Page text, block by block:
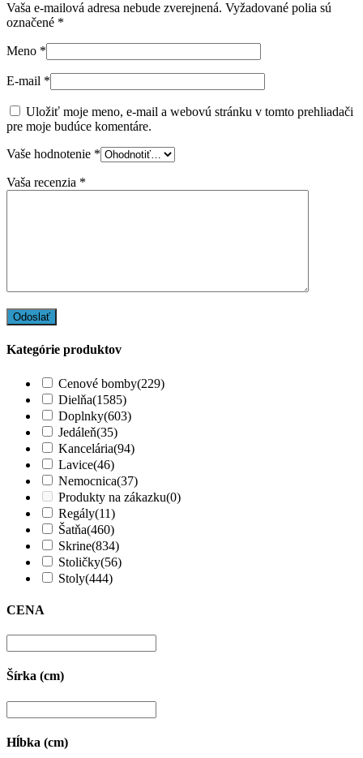
Vaša e-mailová adresa nebude zverejnená. Vyžadované polia sú
označené *
Meno *
E-mail *
Uložiť moje meno, e-mail a webovú stránku v tomto prehliadači
pre moje budúce komentáre.
Vaše hodnotenie *
Vaša recenzia *
Kategórie produktov
Cenové bomby(229)
Dielňa(1585)
Doplnky(603)
Jedáleň(35)
Kancelária(94)
Lavice(46)
Nemocnica(37)
Produkty na zákazku(0)
Regály(11)
Šatňa(460)
Skrine(834)
Stoličky(56)
Stoly(444)
CENA
Šírka (cm)
Hĺbka (cm)